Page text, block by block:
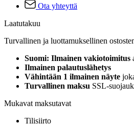
Ota yhteyttä
Laatutakuu
Turvallinen ja luottamuksellinen
Suomi: Ilmainen vakiotoimitus
Ilmainen palautuslähetys
Vähintään 1 ilmainen näyte
Turvallinen maksu SSL-
Mukavat maksutavat
Tilisiirto